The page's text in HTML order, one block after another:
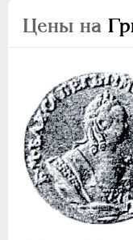
Цены на
ПЕТР II 1727-
ИОАНН
ЕЛИЗАВЕТА
Золото
Серебро
1 рубль
Полтина
Полуполтинник